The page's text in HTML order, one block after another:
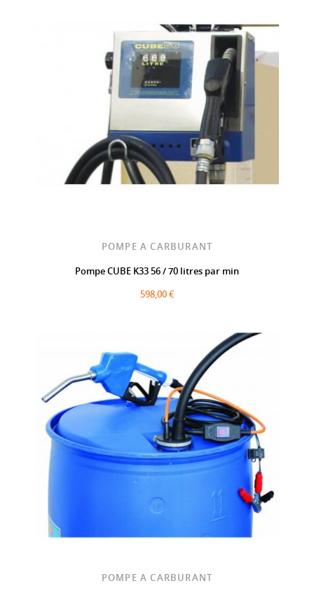
POMPE A CARBURANT
Pompe CUBE K33 56 / 70 litres par min
598,00 €
POMPE A CARBURANT